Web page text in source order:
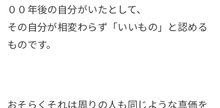
００年後の自分がいたとして、
その自分が相変わらず「いいもの」と認める
ものです。
おそらくそれは周りの人も同じような真価を